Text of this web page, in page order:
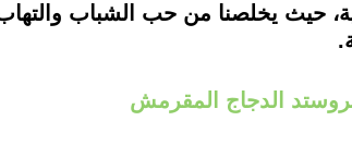
حيث يخلصنا من حب الشباب
الدجاج المقرمش